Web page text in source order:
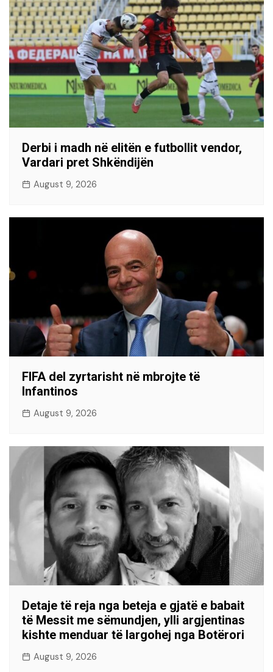
Derbi i madh në elitën e futbollit vendor,
Vardari pret Shkëndijën
August 9, 2026
FIFA del zyrtarisht në mbrojte të
Infantinos
August 9, 2026
Detaje të reja nga beteja e gjatë e babait
të Messit me sëmundjen, ylli argjentinas
kishte menduar të largohej nga Botërori
August 9, 2026